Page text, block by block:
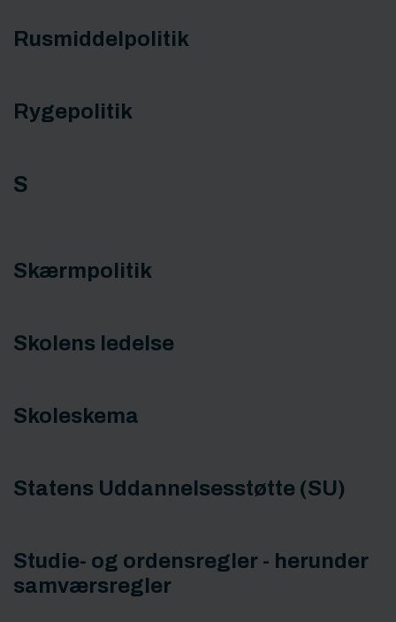
Rusmiddelpolitik
Rygepolitik
S
Skærmpolitik
Skolens ledelse
Skoleskema
Statens Uddannelsesstøtte (SU)
Studie- og ordensregler - herunder
samværsregler